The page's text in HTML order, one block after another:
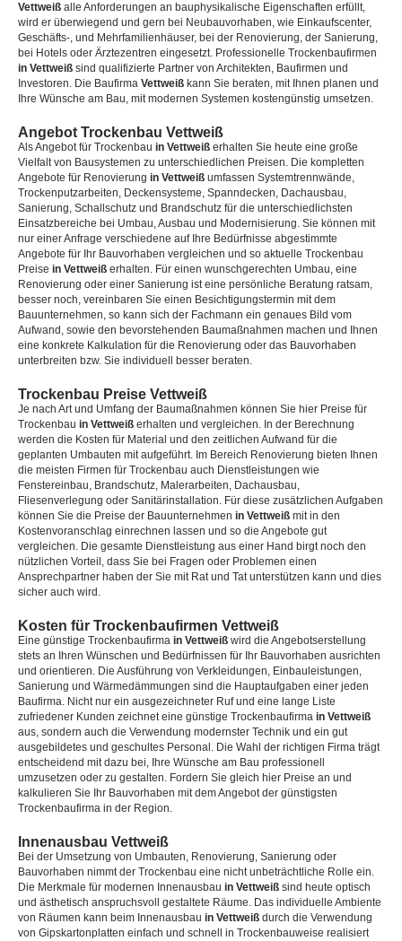
Vettweiß alle Anforderungen an bauphysikalische Eigenschaften erfüllt,
wird er überwiegend und gern bei Neubauvorhaben, wie Einkaufscenter,
Geschäfts-, und Mehrfamilienhäuser, bei der Renovierung, der Sanierung,
bei Hotels oder Ärztezentren eingesetzt. Professionelle Trockenbaufirmen
in Vettweiß sind qualifizierte Partner von Architekten, Baufirmen und
Investoren. Die Baufirma Vettweiß kann Sie beraten, mit Ihnen planen und
Ihre Wünsche am Bau, mit modernen Systemen kostengünstig umsetzen.
Angebot Trockenbau Vettweiß
Als Angebot für Trockenbau in Vettweiß erhalten Sie heute eine große
Vielfalt von Bausystemen zu unterschiedlichen Preisen. Die kompletten
Angebote für Renovierung in Vettweiß umfassen Systemtrennwände,
Trockenputzarbeiten, Deckensysteme, Spanndecken, Dachausbau,
Sanierung, Schallschutz und Brandschutz für die unterschiedlichsten
Einsatzbereiche bei Umbau, Ausbau und Modernisierung. Sie können mit
nur einer Anfrage verschiedene auf Ihre Bedürfnisse abgestimmte
Angebote für Ihr Bauvorhaben vergleichen und so aktuelle Trockenbau
Preise in Vettweiß erhalten. Für einen wunschgerechten Umbau, eine
Renovierung oder einer Sanierung ist eine persönliche Beratung ratsam,
besser noch, vereinbaren Sie einen Besichtigungstermin mit dem
Bauunternehmen, so kann sich der Fachmann ein genaues Bild vom
Aufwand, sowie den bevorstehenden Baumaßnahmen machen und Ihnen
eine konkrete Kalkulation für die Renovierung oder das Bauvorhaben
unterbreiten bzw. Sie individuell besser beraten.
Trockenbau Preise Vettweiß
Je nach Art und Umfang der Baumaßnahmen können Sie hier Preise für
Trockenbau in Vettweiß erhalten und vergleichen. In der Berechnung
werden die Kosten für Material und den zeitlichen Aufwand für die
geplanten Umbauten mit aufgeführt. Im Bereich Renovierung bieten Ihnen
die meisten Firmen für Trockenbau auch Dienstleistungen wie
Fenstereinbau, Brandschutz, Malerarbeiten, Dachausbau,
Fliesenverlegung oder Sanitärinstallation. Für diese zusätzlichen Aufgaben
können Sie die Preise der Bauunternehmen in Vettweiß mit in den
Kostenvoranschlag einrechnen lassen und so die Angebote gut
vergleichen. Die gesamte Dienstleistung aus einer Hand birgt noch den
nützlichen Vorteil, dass Sie bei Fragen oder Problemen einen
Ansprechpartner haben der Sie mit Rat und Tat unterstützen kann und dies
sicher auch wird.
Kosten für Trockenbaufirmen Vettweiß
Eine günstige Trockenbaufirma in Vettweiß wird die Angebotserstellung
stets an Ihren Wünschen und Bedürfnissen für Ihr Bauvorhaben ausrichten
und orientieren. Die Ausführung von Verkleidungen, Einbauleistungen,
Sanierung und Wärmedämmungen sind die Hauptaufgaben einer jeden
Baufirma. Nicht nur ein ausgezeichneter Ruf und eine lange Liste
zufriedener Kunden zeichnet eine günstige Trockenbaufirma in Vettweiß
aus, sondern auch die Verwendung modernster Technik und ein gut
ausgebildetes und geschultes Personal. Die Wahl der richtigen Firma trägt
entscheidend mit dazu bei, Ihre Wünsche am Bau professionell
umzusetzen oder zu gestalten. Fordern Sie gleich hier Preise an und
kalkulieren Sie Ihr Bauvorhaben mit dem Angebot der günstigsten
Trockenbaufirma in der Region.
Innenausbau Vettweiß
Bei der Umsetzung von Umbauten, Renovierung, Sanierung oder
Bauvorhaben nimmt der Trockenbau eine nicht unbeträchtliche Rolle ein.
Die Merkmale für modernen Innenausbau in Vettweiß sind heute optisch
und ästhetisch anspruchsvoll gestaltete Räume. Das individuelle Ambiente
von Räumen kann beim Innenausbau in Vettweiß durch die Verwendung
von Gipskartonplatten einfach und schnell in Trockenbauweise realisiert